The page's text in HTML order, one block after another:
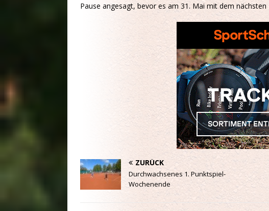
Pause angesagt, bevor es am 31. Mai mit dem
ZURÜCK
Durchwachsenes 1. Punktspiel-
Wochenende